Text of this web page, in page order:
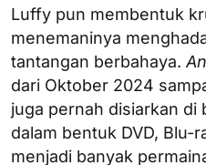
Luffy pun membentuk
menemaninya
tantangan berbahaya.
dari Oktober 2024
juga pernah disiarkan di
dalam bentuk DVD, Blu-
menjadi banyak